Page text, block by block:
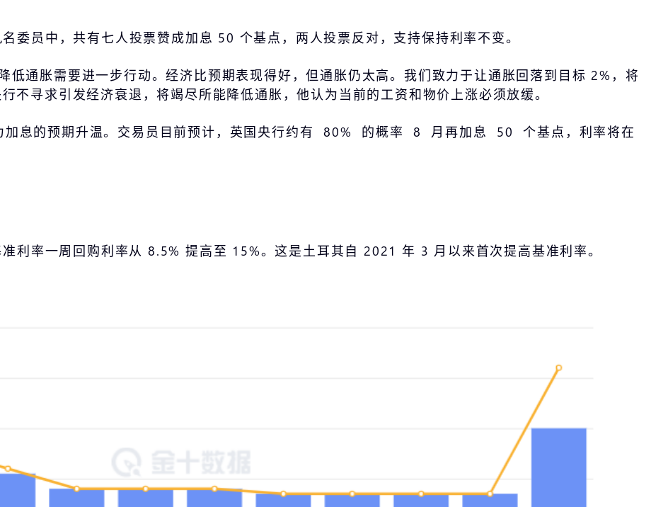
委员中，共有七人投票赞成加息 50 个基点，两人投票反对，支持保持利率不变。
低通胀需要进一步行动。经济比预期表现得好，但通胀仍太高。我们致力于让通胀回落到目标 2%，将
不寻求引发经济衰退，将竭尽所能降低通胀，他认为当前的工资和物价上涨必须放缓。
加息的预期升温。交易员目前预计，英国央行约有 80% 的概率 8 月再加息 50 个基点，利率将在
利率一周回购利率从 8.5% 提高至 15%。这是土耳其自 2021 年 3 月以来首次提高基准利率。